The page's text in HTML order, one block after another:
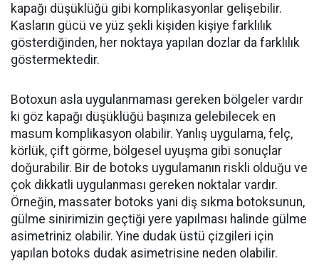
kapağı düşüklüğü gibi komplikasyonlar gelişebilir.
Kasların gücü ve yüz şekli kişiden kişiye farklılık
gösterdiğinden, her noktaya yapılan dozlar da farklılık
göstermektedir.
Botoxun asla uygulanmaması gereken bölgeler vardır
ki göz kapağı düşüklüğü başınıza gelebilecek en
masum komplikasyon olabilir. Yanlış uygulama, felç,
körlük, çift görme, bölgesel uyuşma gibi sonuçlar
doğurabilir. Bir de botoks uygulamanın riskli olduğu ve
çok dikkatli uygulanması gereken noktalar vardır.
Örneğin, massater botoks yani diş sıkma botoksunun,
gülme sinirimizin geçtiği yere yapılması halinde gülme
asimetriniz olabilir. Yine dudak üstü çizgileri için
yapılan botoks dudak asimetrisine neden olabilir.